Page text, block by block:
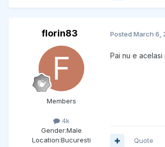
florin83
Members
4k
Gender:Male
Location:Bucuresti
Posted March 6,
Pai nu e
Quote